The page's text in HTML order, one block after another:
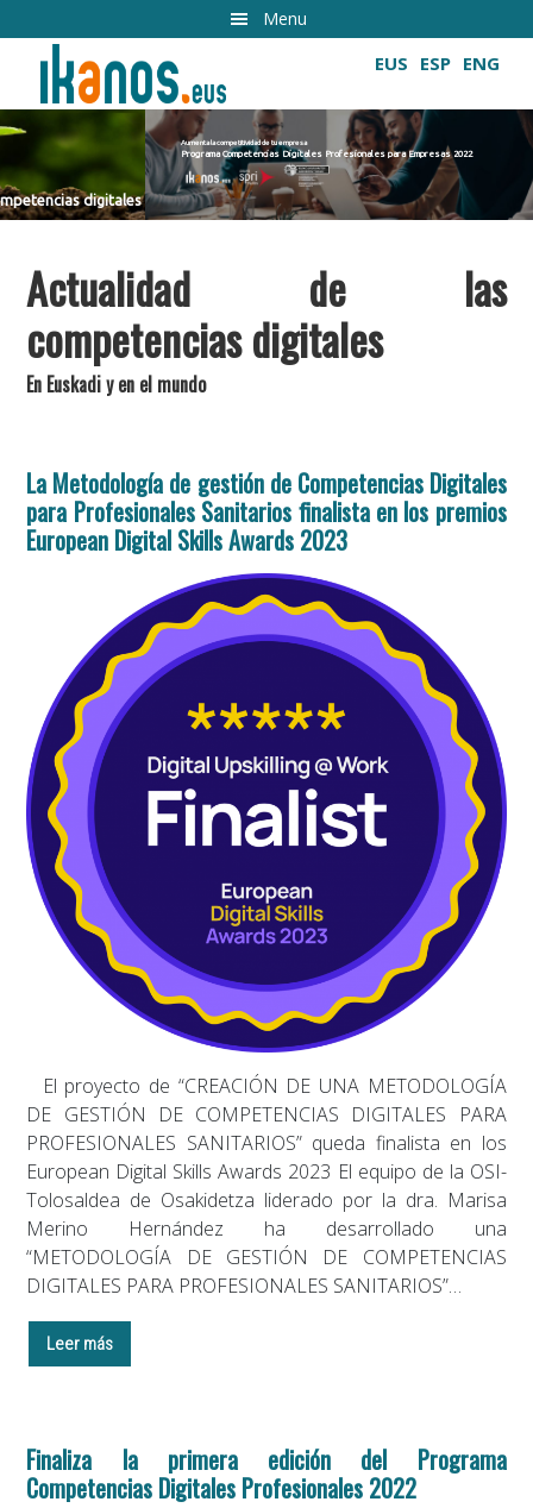
al
contenido
principal
Menu
EUS ESP ENG
Aumenta la competitividad de tu empresa
Programa Competencias Digitales Profesionales para Empresas 2022
Cultivando las competencias digitales
Actualidad de las
competencias digitales
En Euskadi y en el mundo
La Metodología de gestión de Competencias Digitales
para Profesionales Sanitarios finalista en los premios
European Digital Skills Awards 2023
El proyecto de “CREACIÓN DE UNA METODOLOGÍA
DE GESTIÓN DE COMPETENCIAS DIGITALES PARA
PROFESIONALES SANITARIOS” queda finalista en los
European Digital Skills Awards 2023 El equipo de la OSI-
Tolosaldea de Osakidetza liderado por la dra. Marisa
Merino Hernández ha desarrollado una
“METODOLOGÍA DE GESTIÓN DE COMPETENCIAS
DIGITALES PARA PROFESIONALES SANITARIOS”…
Leer más
Finaliza la primera edición del Programa
Competencias Digitales Profesionales 2022